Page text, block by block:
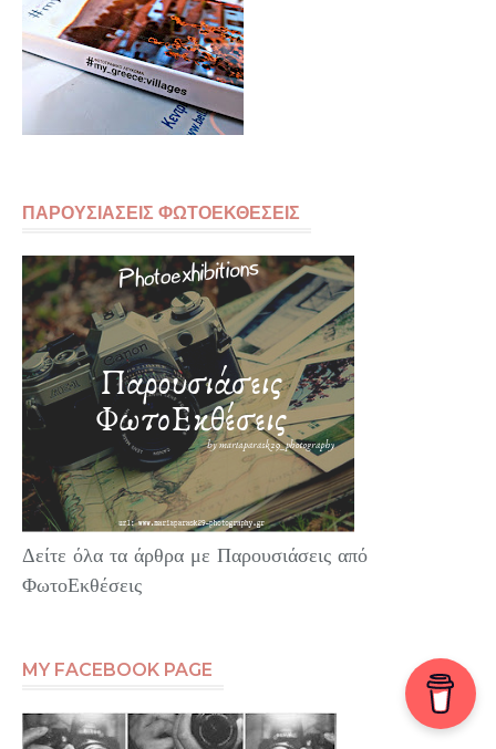
ΠΑΡΟΥΣΙΑΣΕΙΣ ΦΩΤΟΕΚΘΕΣΕΙΣ
Δείτε όλα τα άρθρα με Παρουσιάσεις από
ΦωτοΕκθέσεις
MY FACEBOOK PAGE